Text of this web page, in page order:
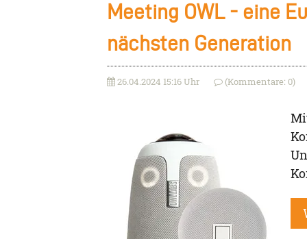
Meeting OWL - eine
nächsten Generation
26.04.2024 15:16 Uhr (Kommentare: 0)